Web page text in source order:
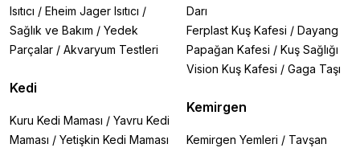
Isıtıcı / Eheim Jager Isıtıcı /
Sağlık ve Bakım / Yedek
Parçalar / Akvaryum Testleri
Kedi
Kuru Kedi Maması / Yavru Kedi
Maması / Yetişkin Kedi Maması
Darı
Ferplast Kuş Kafesi / Dayang
Papağan Kafesi / Kuş Sağlığı
Vision Kuş Kafesi / Gaga Taşı
Kemirgen
Kemirgen Yemleri / Tavşan